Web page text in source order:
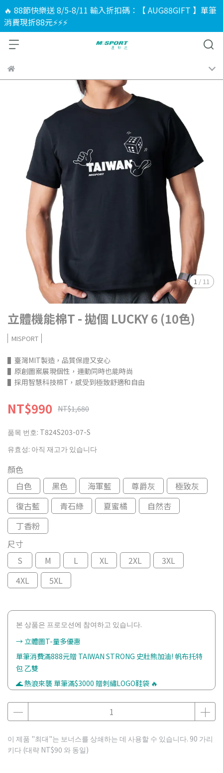
🔥 88節快樂送 8/5-8/11 輸入折扣碼：【 AUG88GIFT 】單筆
消費現折88元⚡⚡⚡
1 / 11
立體機能棉T - 拋個 LUCKY 6 (10色)
MISPORT
▌臺灣MIT製造，品質保證又安心
▌原創圖案展現個性，運動同時也能時尚
▌採用智慧科技棉T，感受到極致舒適和自由
NT$990 NT$1,680
품목 번호: T824S203-07-S
유효성: 아직 재고가 있습니다
顏色
白色
黑色 海軍藍 尊爵灰
極致灰
復古藍
青石綠 夏蜜橘
自然杏
丁香粉
尺寸
S
M L XL 2XL
3XL
4XL
5XL
본 상품은 프로모션에 참여하고 있습니다.
→ 立體圖T-量多優惠
單筆消費滿888元贈 TAIWAN STRONG 史壯熊加油! 帆布托特
包 乙雙
🌊 熱浪來襲 單筆滿$3000 贈刺繡LOGO鞋袋 🔥
이 제품 "최대"는 보너스를 상쇄하는 데 사용할 수 있습니다. 90 가리
키다 (대략 NT$90 와 동일)